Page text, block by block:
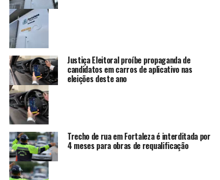
Justiça Eleitoral proíbe propaganda de
candidatos em carros de aplicativo nas
eleições deste ano
Trecho de rua em Fortaleza é interditada por
4 meses para obras de requalificação